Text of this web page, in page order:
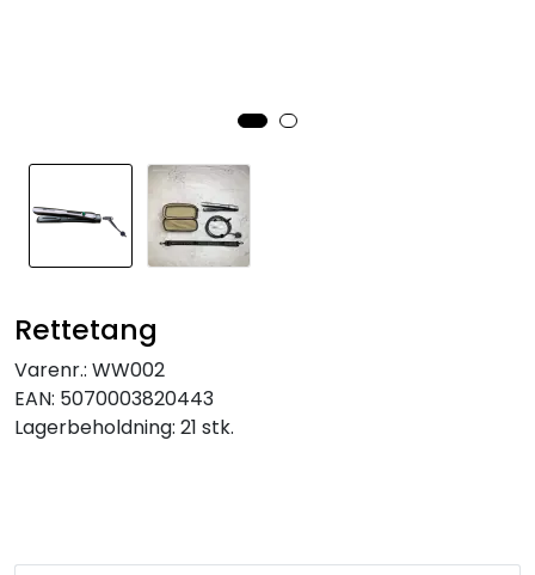
Rettetang
Varenr.: WW002
EAN: 5070003820443
Lagerbeholdning: 21 stk.